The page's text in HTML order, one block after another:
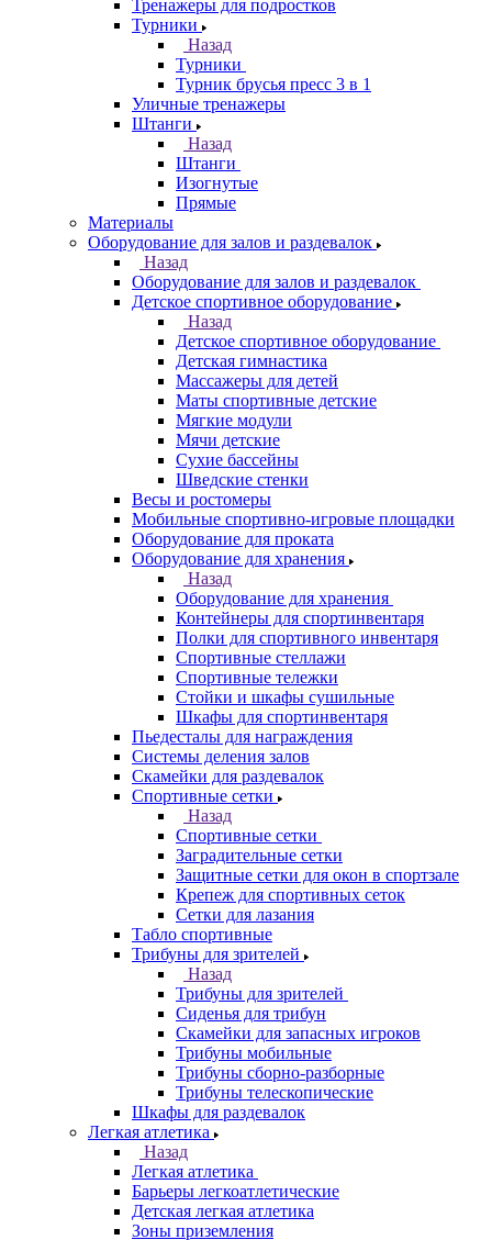
Тренажеры для подростков
Турники
Назад
Турники
Турник брусья пресс 3 в 1
Уличные тренажеры
Штанги
Назад
Штанги
Изогнутые
Прямые
Материалы
Оборудование для залов и раздевалок
Назад
Оборудование для залов и раздевалок
Детское спортивное оборудование
Назад
Детское спортивное оборудование
Детская гимнастика
Массажеры для детей
Маты спортивные детские
Мягкие модули
Мячи детские
Сухие бассейны
Шведские стенки
Весы и ростомеры
Мобильные спортивно-игровые площадки
Оборудование для проката
Оборудование для хранения
Назад
Оборудование для хранения
Контейнеры для спортинвентаря
Полки для спортивного инвентаря
Спортивные стеллажи
Спортивные тележки
Стойки и шкафы сушильные
Шкафы для спортинвентаря
Пьедесталы для награждения
Системы деления залов
Скамейки для раздевалок
Спортивные сетки
Назад
Спортивные сетки
Заградительные сетки
Защитные сетки для окон в спортзале
Крепеж для спортивных сеток
Сетки для лазания
Табло спортивные
Трибуны для зрителей
Назад
Трибуны для зрителей
Сиденья для трибун
Скамейки для запасных игроков
Трибуны мобильные
Трибуны сборно-разборные
Трибуны телескопические
Шкафы для раздевалок
Легкая атлетика
Назад
Легкая атлетика
Барьеры легкоатлетические
Детская легкая атлетика
Зоны приземления